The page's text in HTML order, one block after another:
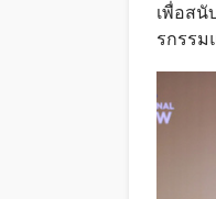
เพื่อสนั
รกรรม